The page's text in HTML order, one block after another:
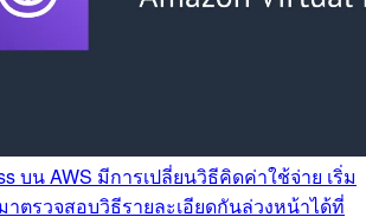
บน AWS มีการเปลี่ยนวิธีคิดค่าใช้จ่าย เริ่ม
าตรวจสอบวิธีรายละเอียดกันล่วงหน้าได้ที่